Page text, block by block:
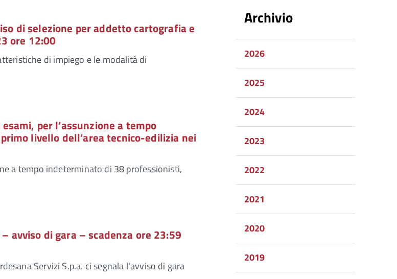
di selezione per addetto cartografia e
ore 12:00
di impiego e le modalità di
per l’assunzione a tempo
livello dell’area tecnico-edilizia nei
a tempo indeterminato di 38 professionisti,
avviso di gara – scadenza ore 23:59
Servizi S.p.a. ci segnala l'avviso di gara
Archivio
2026
2025
2024
2023
2022
2021
2020
2019